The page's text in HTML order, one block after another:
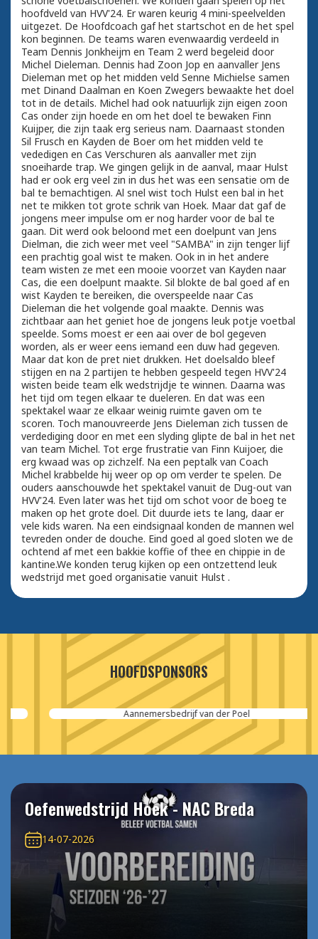
hoofdveld van HVV'24. Er waren keurig 4 mini-speelvelden
uitgezet. De Hoofdcoach gaf het startschot en de het spel
kon beginnen. De teams waren evenwaardig verdeeld in
Team Dennis Jonkheijm en Team 2 werd begeleid door
Michel Dieleman. Dennis had Zoon Jop en aanvaller Jens
Dieleman met op het midden veld Senne Michielse samen
met Dinand Daalman en Koen Zwegers bewaakte het doel
tot in de details. Michel had ook natuurlijk zijn eigen zoon
Cas onder zijn hoede en om het doel te bewaken Finn
Kuijper, die zijn taak erg serieus nam. Daarnaast stonden
Sil Frusch en Kayden de Boer om het midden veld te
vededigen en Cas Verschuren als aanvaller met zijn
snoeiharde trap. We gingen gelijk in de aanval, maar Hulst
had er ook erg veel zin in dus het was een sensatie om de
bal te bemachtigen. Al snel wist toch Hulst een bal in het
net te mikken tot grote schrik van Hoek. Maar dat gaf de
jongens meer impulse om er nog harder voor de bal te
gaan. Dit werd ook beloond met een doelpunt van Jens
Dielman, die zich weer met veel "SAMBA" in zijn tenger lijf
een prachtig goal wist te maken. Ook in in het andere
team wisten ze met een mooie voorzet van Kayden naar
Cas, die een doelpunt maakte. Sil blokte de bal goed af en
wist Kayden te bereiken, die overspeelde naar Cas
Dieleman die het volgende goal maakte. Dennis was
zichtbaar aan het geniet hoe de jongens leuk potje voetbal
speelde. Soms moest er een aai over de bol gegeven
worden, als er weer eens iemand een duw had gegeven.
Maar dat kon de pret niet drukken. Het doelsaldo bleef
stijgen en na 2 partijen te hebben gespeeld tegen HVV'24
wisten beide team elk wedstrijdje te winnen. Daarna was
het tijd om tegen elkaar te dueleren. En dat was een
spektakel waar ze elkaar weinig ruimte gaven om te
scoren. Toch manouvreerde Jens Dieleman zich tussen de
verdediging door en met een slyding glipte de bal in het net
van team Michel. Tot erge frustratie van Finn Kuijoer, die
erg kwaad was op zichzelf. Na een peptalk van Coach
Michel krabbelde hij weer op op om verder te spelen. De
ouders aanschouwde het spektakel vanuit de Dug-out van
HVV'24. Even later was het tijd om schot voor de boeg te
maken op het grote doel. Dit duurde iets te lang, daar er
vele kids waren. Na een eindsignaal konden de mannen wel
tevreden onder de douche. Eind goed al goed sloten we de
ochtend af met een bakkie koffie of thee en chippie in de
kantine.We konden terug kijken op een ontzettend leuk
wedstrijd met goed organisatie vanuit Hulst .
HOOFDSPONSORS
Aannemersbedrijf van der Poel
Oefenwedstrijd Hoek - NAC Breda
14-07-2026